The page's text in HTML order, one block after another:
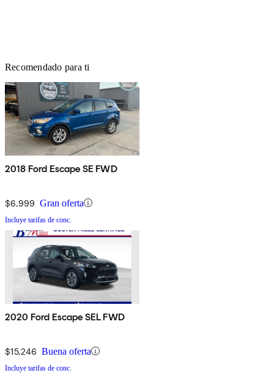
Recomendado para ti
2018 Ford Escape SE FWD
$6,999 Gran oferta
Incluye tarifas de conc.
2020 Ford Escape SEL FWD
$15,246 Buena oferta
Incluye tarifas de conc.